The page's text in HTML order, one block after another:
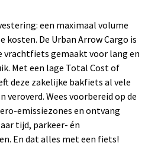
een maximaal volume
kosten. De Urban Arrow Cargo is
vrachtfiets gemaakt voor lang en
Met een lage Total Cost of
deze zakelijke bakfiets al vele
veroverd. Wees voorbereid op de
emissiezones en ontvang
tijd, parkeer- én
En dat alles met een fiets!